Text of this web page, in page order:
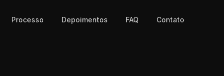
Processo Depoimentos FAQ Contato